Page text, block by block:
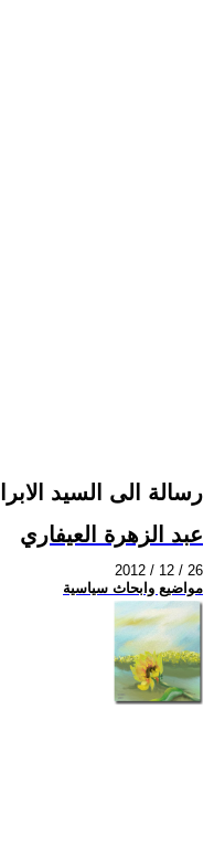
رسالة الى السيد
عبد الزهرة العيفاري
2012 / 12 / 26
مواضيع وابحاث سياسية